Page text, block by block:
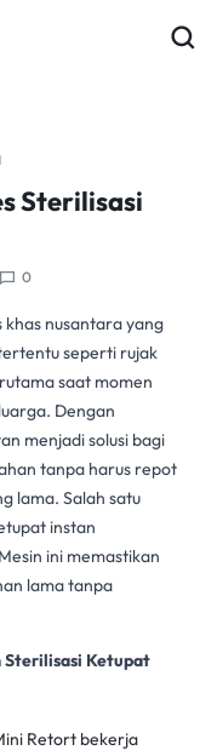
Sterilisasi
0
khas nusantara yang
seperti rujak
saat momen
Dengan
menjadi solusi bagi
tanpa harus repot
lama. Salah satu
instan
ini memastikan
lama tanpa
Sterilisasi Ketupat
Retort bekerja